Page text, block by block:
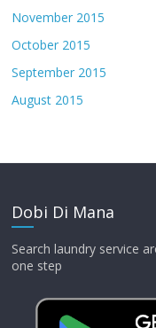
November 2015
October 2015
September 2015
August 2015
Dobi Di Mana
Search laundry service
one step